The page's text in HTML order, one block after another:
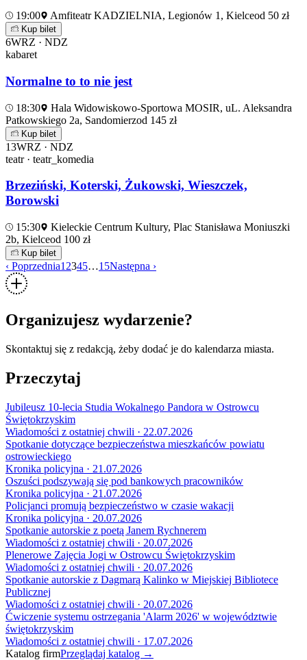
19:00 Amfiteatr KADZIELNIA, Legionów 1, Kielceod 50 zł
Kup bilet
6WRZ · NDZ
kabaret
Normalne to to nie jest
18:30
Hala Widowiskowo-Sportowa MOSIR, uL. Aleksandra
Patkowskiego 2a, Sandomierzod 145 zł
Kup bilet
13WRZ · NDZ
teatr · teatr_komedia
Brzeziński, Koterski, Żukowski, Wieszczek,
Borowski
15:30
Kieleckie Centrum Kultury, Plac Stanisława Moniuszki
2b, Kielceod 100 zł
Kup bilet
‹ Poprzednia1 2345…15Następna ›
Organizujesz wydarzenie?
Skontaktuj się z redakcją, żeby dodać je do kalendarza miasta.
Przeczytaj
Jubileusz 10-lecia Studia Wokalnego Pandora w Ostrowcu
Świętokrzyskim
Wiadomości z ostatniej chwili · 22.07.2026
Spotkanie dotyczące bezpieczeństwa mieszkańców powiatu
ostrowieckiego
Kronika policyjna · 21.07.2026
Oszuści podszywają się pod bankowych pracowników
Kronika policyjna · 21.07.2026
Policjanci promują bezpieczeństwo w czasie wakacji
Kronika policyjna · 20.07.2026
Spotkanie autorskie z poetą Janem Rychnerem
Wiadomości z ostatniej chwili · 20.07.2026
Plenerowe Zajęcia Jogi w Ostrowcu Świętokrzyskim
Wiadomości z ostatniej chwili · 20.07.2026
Spotkanie autorskie z Dagmarą Kalinko w Miejskiej Bibliotece
Publicznej
Wiadomości z ostatniej chwili · 20.07.2026
Ćwiczenie systemu ostrzegania 'Alarm 2026' w województwie
świętokrzyskim
Wiadomości z ostatniej chwili · 17.07.2026
Katalog firmPrzeglądaj katalog →